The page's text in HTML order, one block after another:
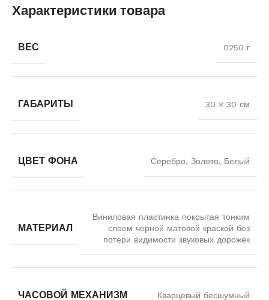
Характеристики товара
ВЕС 0250 г
ГАБАРИТЫ 30 × 30 см
ЦВЕТ ФОНА Серебро, Золото, Белый
МАТЕРИАЛ
Виниловая пластинка покрытая тонким
слоем черной матовой краской без
потери видимости звуковых дорожек
ЧАСОВОЙ МЕХАНИЗМ Кварцевый бесшумный